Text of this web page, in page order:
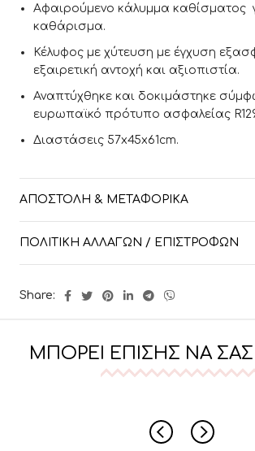
Αφαιρούμενο κάλυμμα καθίσματος
καθάρισμα.
Κέλυφος με χύτευση με έγχυση
εξαιρετική αντοχή και αξιοπιστία.
Αναπτύχθηκε και δοκιμάστηκε
ευρωπαϊκό πρότυπο ασφαλείας
Διαστάσεις 57x45x61cm.
ΑΠΟΣΤΟΛΉ & ΜΕΤΑΦΟΡΙΚΆ
ΠΟΛΙΤΙΚΉ ΑΛΛΑΓΏΝ / ΕΠΙΣΤΡΟΦΏΝ
Share:
ΜΠΟΡΕΊ ΕΠΊΣΗΣ ΝΑ ΣΑΣ